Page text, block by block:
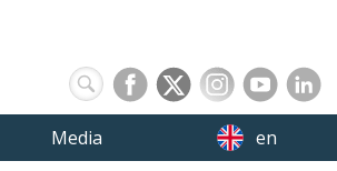
Media en